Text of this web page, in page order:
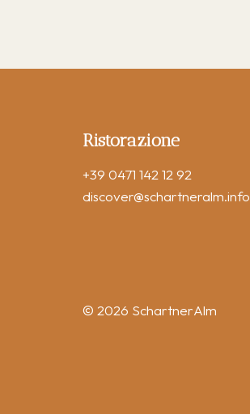
Ristorazione
+39 0471 142 12 92
discover@schartneralm.info
© 2026 SchartnerAlm